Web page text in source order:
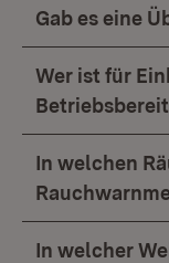
Gab es eine
Wer ist für
In welchen
In welcher